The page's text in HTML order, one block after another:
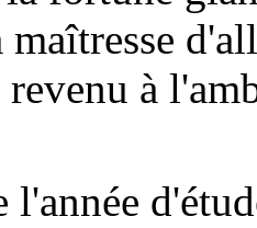
maîtresse
à
l'année